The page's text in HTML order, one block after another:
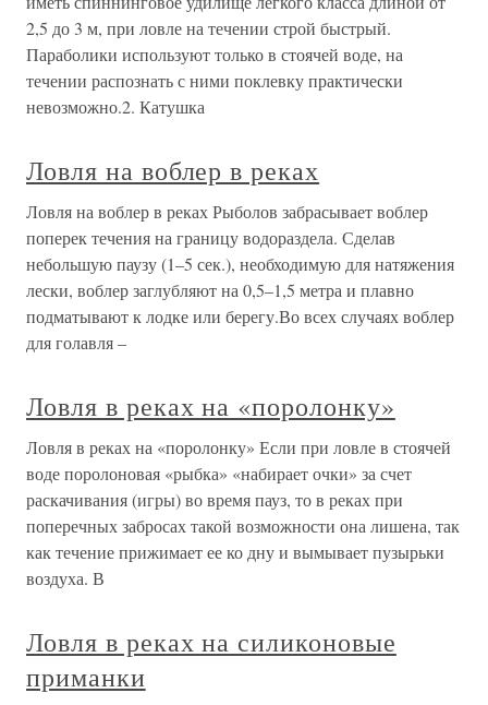
2,5 до 3 м, при ловле на течении строй быстрый.
Параболики используют только в стоячей воде, на
течении распознать с ними поклевку практически
невозможно.2. Катушка
Ловля на воблер в реках
Ловля на воблер в реках Рыболов забрасывает воблер
поперек течения на границу водораздела. Сделав
небольшую паузу (1–5 сек.), необходимую для натяжения
лески, воблер заглубляют на 0,5–1,5 метра и плавно
подматывают к лодке или берегу.Во всех случаях воблер
для голавля –
Ловля в реках на «поролонку»
Ловля в реках на «поролонку» Если при ловле в стоячей
воде поролоновая «рыбка» «набирает очки» за счет
раскачивания (игры) во время пауз, то в реках при
поперечных забросах такой возможности она лишена, так
как течение прижимает ее ко дну и вымывает пузырьки
воздуха. В
Ловля в реках на силиконовые
приманки